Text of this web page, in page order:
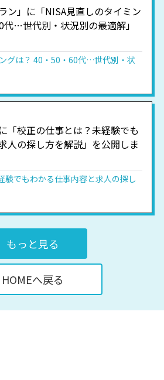
ン」に「NISA見直しのタイミン
…世代別・状況別の最適解」
グは？ 40・50・60代…世代別・状
「校正の仕事とは？未経験でも
人の探し方を解説」を公開しま
験でもわかる仕事内容と求人の探し
もっと見る
HOMEへ戻る